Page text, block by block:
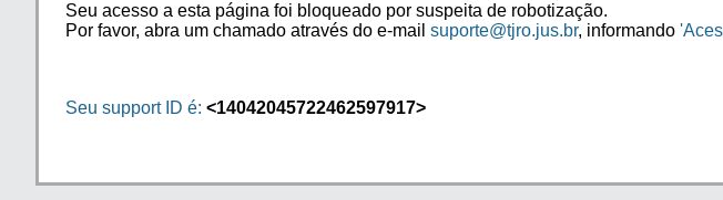
Seu acesso a esta página foi bloqueado por suspeita de robotização.
Por favor, abra um chamado através do e-mail suporte@tjro.jus.br, informando
Seu support ID é: <14042045722462597917>